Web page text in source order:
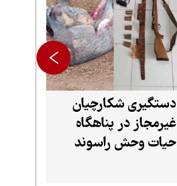
دستگیری شکارچیان
غیرمجاز در پناهگاه
حیات وحش راسوند